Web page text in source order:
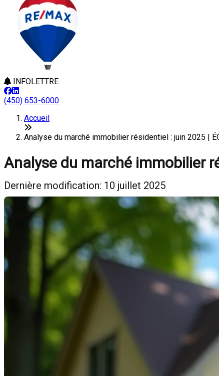
INFOLETTRE
(450) 653-6000
Accueil
Analyse du marché immobilier résidentiel : juin 2025 |
Analyse du marché immobilier
Dernière modification: 10 juillet 2025